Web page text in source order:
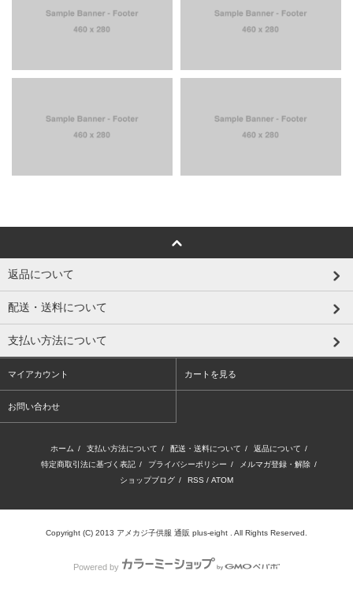
返品について
配送・送料について
支払い方法について
マイアカウント カートを見る
お問い合わせ
ホーム / 支払い方法について / 配送・送料について / 返品について /
特定商取引法に基づく表記 / プライバシーポリシー / メルマガ登録・解除 /
ショップブログ / RSS / ATOM
Copyright (C) 2013 アメカジ子供服 通販 plus-eight . All Rights Reserved.
Powered by